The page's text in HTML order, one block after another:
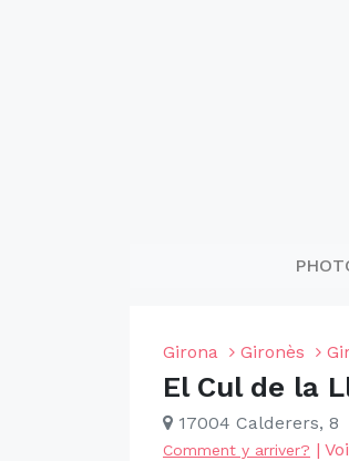
Girona Gironès
El Cul de la
17004 Calderers, 8
Comment y arriver? |